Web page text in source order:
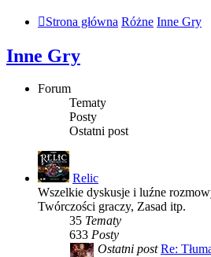
Strona główna Różne Inne Gry
Inne Gry
Forum
Tematy
Posty
Ostatni post
Relic
Wszelkie dyskusje i luźne
Twórczości graczy, Zasad itp.
35 Tematy
633 Posty
Ostatni post Re: